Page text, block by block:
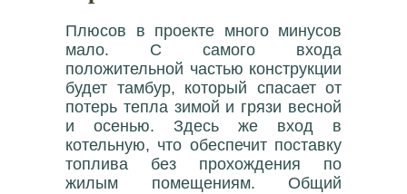
Плюсов в проекте много минусов
мало. С самого входа
положительной частью конструкции
будет тамбур, который спасает от
потерь тепла зимой и грязи весной
и осенью. Здесь же вход в
котельную, что обеспечит поставку
топлива без прохождения по
жилым помещениям. Общий